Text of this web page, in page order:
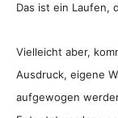
Das ist ein Laufen,
Vielleicht aber,
Ausdruck, eigene
aufgewogen